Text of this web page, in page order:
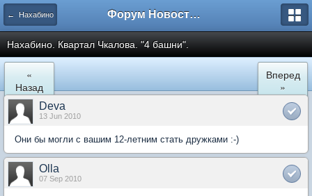
← Нахабино Форум Новостройки
Нахабино. Квартал Чкалова. "4 башни".
«
Назад
Вперед
»
Deva
13 Jun 2010
Они бы могли с вашим 12-летним стать дружками :-)
Olla
07 Sep 2010